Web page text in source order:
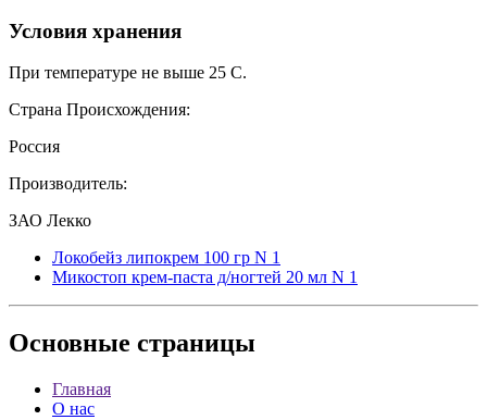
Условия хранения
При температуре не выше 25 C.
Страна Происхождения:
Россия
Производитель:
ЗАО Лекко
Локобейз липокрем 100 гр N 1
Микостоп крем-паста д/ногтей 20 мл N 1
Основные страницы
Главная
О нас